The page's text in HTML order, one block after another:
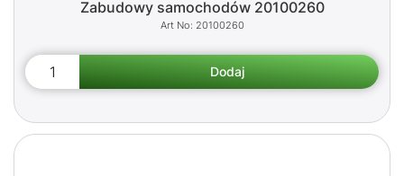
Zabudowy samochodów 20100260
20100260